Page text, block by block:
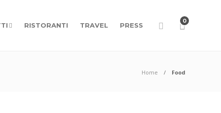
RISTORANTI TRAVEL PRESS
0
Home Food